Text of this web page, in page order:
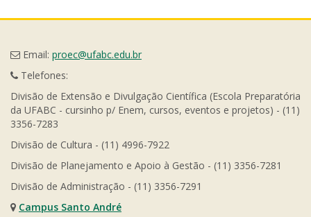
Email: proec@ufabc.edu.br
Telefones:
Divisão de Extensão e Divulgação Científica (Escola Preparatória
da UFABC - cursinho p/ Enem, cursos, eventos e projetos) - (11)
3356-7283
Divisão de Cultura - (11) 4996-7922
Divisão de Planejamento e Apoio à Gestão - (11) 3356-7281
Divisão de Administração - (11) 3356-7291
Campus Santo André